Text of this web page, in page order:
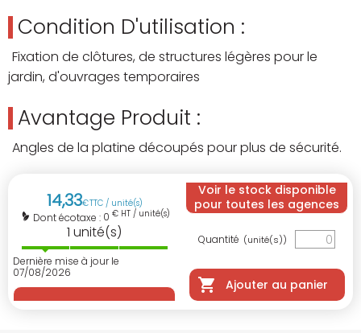
Condition D'utilisation :
Fixation de clôtures, de structures légères pour le
jardin, d'ouvrages temporaires
Avantage Produit :
Angles de la platine découpés pour plus de sécurité.
14,33€TTC / unité(s)
Dont écotaxe : 0 € HT / unité(s)
1 unité(s)
Dernière mise à jour le
07/08/2026
Voir le stock disponible
pour toutes les agences
Quantité (unité(s))
Ajouter au panier